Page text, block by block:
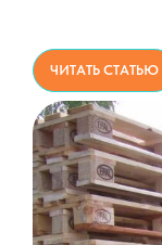
ЧИТАТЬ СТАТЬЮ